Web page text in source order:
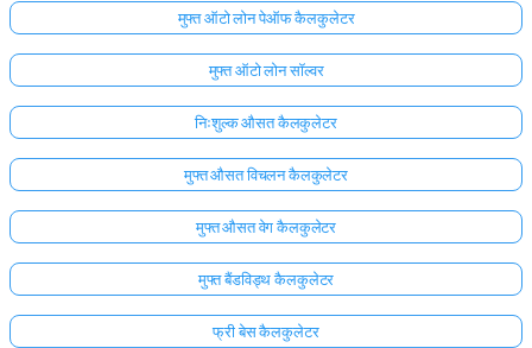
मुफ्त ऑटो लोन पेऑफ कैलकुलेटर
मुफ्त ऑटो लोन सॉल्वर
निःशुल्क औसत कैलकुलेटर
मुफ्त औसत विचलन कैलकुलेटर
मुफ्त औसत वेग कैलकुलेटर
मुफ्त बैंडविड्थ कैलकुलेटर
फ्री बेस कैलकुलेटर